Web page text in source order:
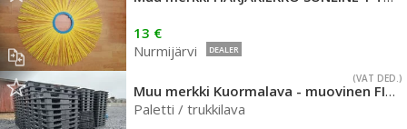
13 €
Nurmijärvi
DEALER
(VAT DED.)
Muu merkki Kuormalava - muovinen FIN-koko
Paletti / trukkilava